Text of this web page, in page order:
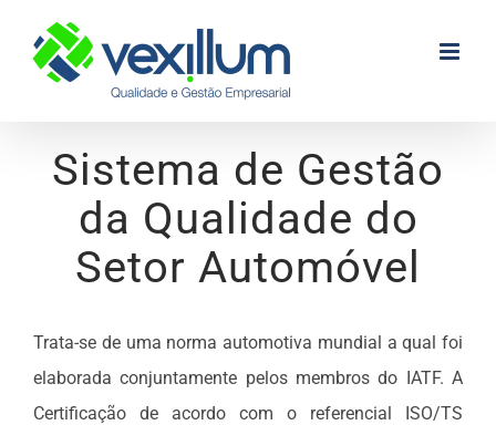
content
Sistema de Gestão
da Qualidade do
Setor Automóvel
Trata-se de uma norma automotiva mundial a qual foi
elaborada conjuntamente pelos membros do IATF. A
Certificação de acordo com o referencial ISO/TS